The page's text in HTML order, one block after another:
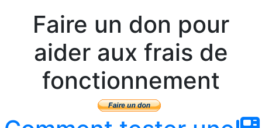
Faire un don pour
aider aux frais de
fonctionnement